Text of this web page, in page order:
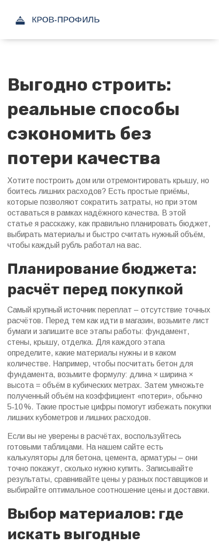
Выгодно строить:
реальные способы
сэкономить без
потери качества
Хотите построить дом или отремонтировать крышу, но
боитесь лишних расходов? Есть простые приёмы,
которые позволяют сократить затраты, но при этом
оставаться в рамках надёжного качества. В этой
статье я расскажу, как правильно планировать бюджет,
выбирать материалы и быстро считать нужный объём,
чтобы каждый рубль работал на вас.
Планирование бюджета:
расчёт перед покупкой
Самый крупный источник переплат – отсутствие точных
расчётов. Перед тем как идти в магазин, возьмите лист
бумаги и запишите все этапы работы: фундамент,
стены, крышу, отделка. Для каждого этапа
определите, какие материалы нужны и в каком
количестве. Например, чтобы посчитать бетон для
фундамента, возьмите формулу: длина × ширина ×
высота = объём в кубических метрах. Затем умножьте
полученный объём на коэффициент «потери», обычно
5‑10 %. Такие простые цифры помогут избежать покупки
лишних кубометров и лишних расходов.
Если вы не уверены в расчётах, воспользуйтесь
готовыми таблицами. На нашем сайте есть
калькуляторы для бетона, цемента, арматуры – они
точно покажут, сколько нужно купить. Записывайте
результаты, сравнивайте цены у разных поставщиков и
выбирайте оптимальное соотношение цены и доставки.
Выбор материалов: где
искать выгодные